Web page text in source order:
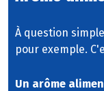
À question
pour exemple.
Un arôme